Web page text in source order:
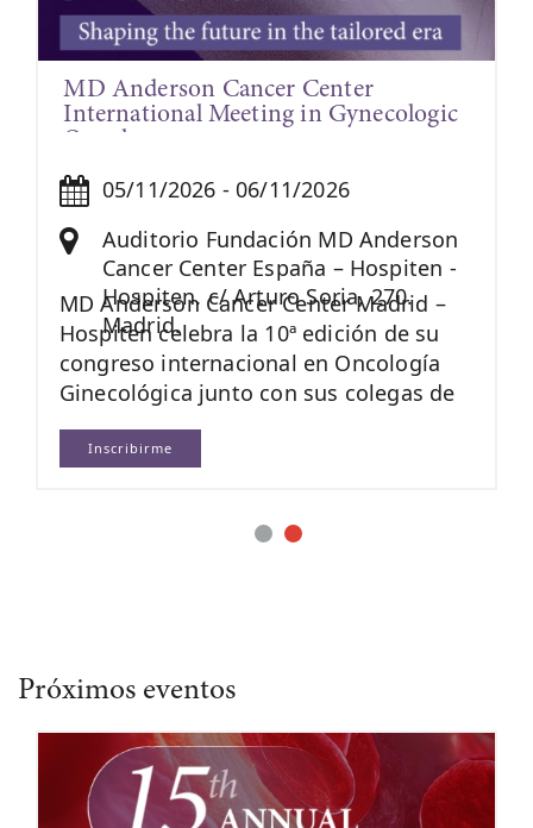
MD Anderson Cancer Center
International Meeting in Gynecologic
Oncology
05/11/2026 - 06/11/2026
Auditorio Fundación MD Anderson
Cancer Center España – Hospiten -
Hospiten. c/ Arturo Soria, 270.
Madrid.
MD Anderson Cancer Center Madrid –
Hospiten celebra la 10ª edición de su
congreso internacional en Oncología
Ginecológica junto con sus colegas de
días expertos nacionales e
Inscribirme
Próximos eventos